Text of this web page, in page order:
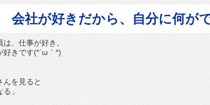
会社が好きだから、自分に何が
は、仕事が好き。
好きです(*´ω｀*)
んを見ると
る」